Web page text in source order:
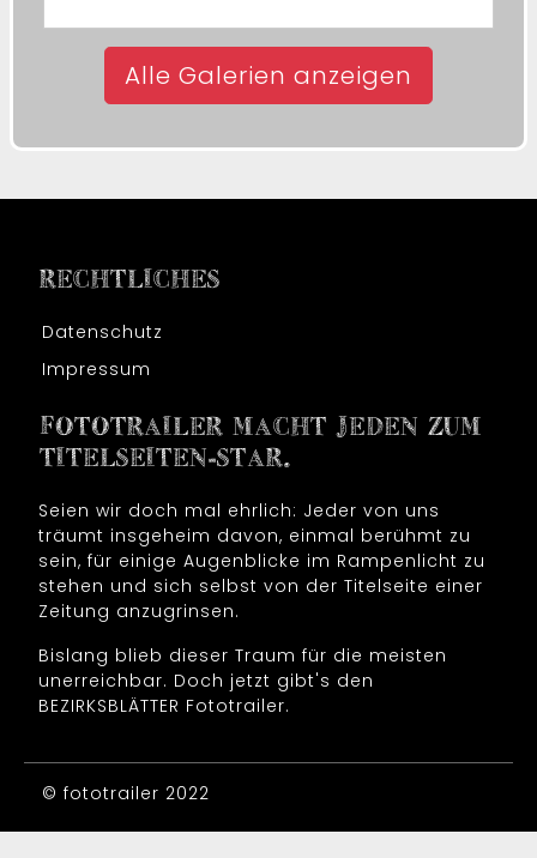
Alle Galerien anzeigen
RECHTLICHES
Datenschutz
Impressum
FOTOTRAILER MACHT JEDEN ZUM
TITELSEITEN-STAR.
Seien wir doch mal ehrlich: Jeder von uns
träumt insgeheim davon, einmal berühmt zu
sein, für einige Augenblicke im Rampenlicht zu
stehen und sich selbst von der Titelseite einer
Zeitung anzugrinsen.
Bislang blieb dieser Traum für die meisten
unerreichbar. Doch jetzt gibt's den
BEZIRKSBLÄTTER Fototrailer.
© fototrailer 2022